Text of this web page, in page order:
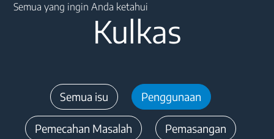
Semua yang ingin Anda ketahui
Kulkas
Semua isu Penggunaan
Pemecahan Masalah Pemasangan